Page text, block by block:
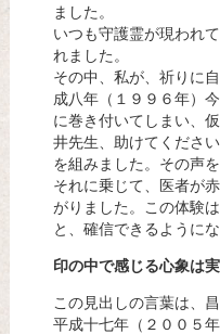
ました。
いつも守護霊が現われ
れました。
その中、私が、祈りに
成八年（１９９６年）
に巻き付いてしまい、
井先生、助けてくださ
を組みました。その声
それに乗じて、医者が
がりました。この体験
と、確信できるように
印の中で感じる心象は
この見出しの言葉は、
平成十七年（２００５